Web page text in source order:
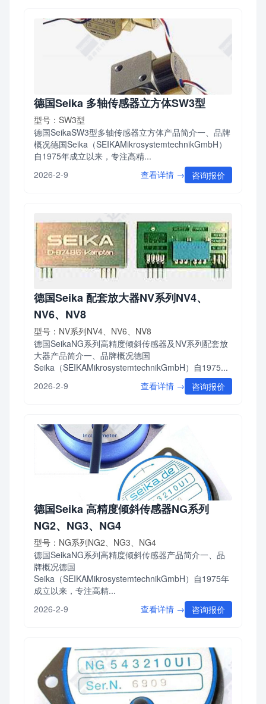
德国Seika 多轴传感器立方体SW3型
型号：SW3型
德国SeikaSW3型多轴传感器立方体产品简介一、品牌
概况德国Seika（SEIKAMikrosystemtechnikGmbH）
自1975年成立以来，专注高精...
2026-2-9
查看详情 → 咨询报价
德国Seika 配套放大器NV系列NV4、
NV6、NV8
型号：NV系列NV4、NV6、NV8
德国SeikaNG系列高精度倾斜传感器及NV系列配套放
大器产品简介一、品牌概况德国
Seika（SEIKAMikrosystemtechnikGmbH）自1975...
2026-2-9
查看详情 → 咨询报价
德国Seika 高精度倾斜传感器NG系列
NG2、NG3、NG4
型号：NG系列NG2、NG3、NG4
德国SeikaNG系列高精度倾斜传感器产品简介一、品
牌概况德国
Seika（SEIKAMikrosystemtechnikGmbH）自1975年
成立以来，专注高精...
2026-2-9
查看详情 → 咨询报价